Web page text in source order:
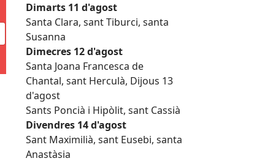
Dimarts 11 d'agost
Santa Clara, sant Tiburci, santa
Susanna
Dimecres 12 d'agost
Santa Joana Francesca de
Chantal, sant Herculà, Dijous 13
d'agost
Sants Poncià i Hipòlit, sant Cassià
Divendres 14 d'agost
Sant Maximilià, sant Eusebi, santa
Anastàsia